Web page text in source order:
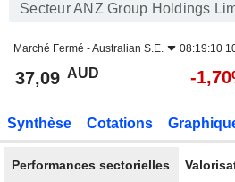
Secteur ANZ Group Holdings
Marché Fermé -Australian S.E. 08:19:10
37,09 AUD -
Synthèse Cotations
Performances sectorielles